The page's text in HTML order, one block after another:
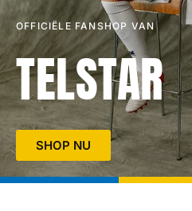
OFFICIËLE FANSHOP VAN
TELSTAR
SHOP NU